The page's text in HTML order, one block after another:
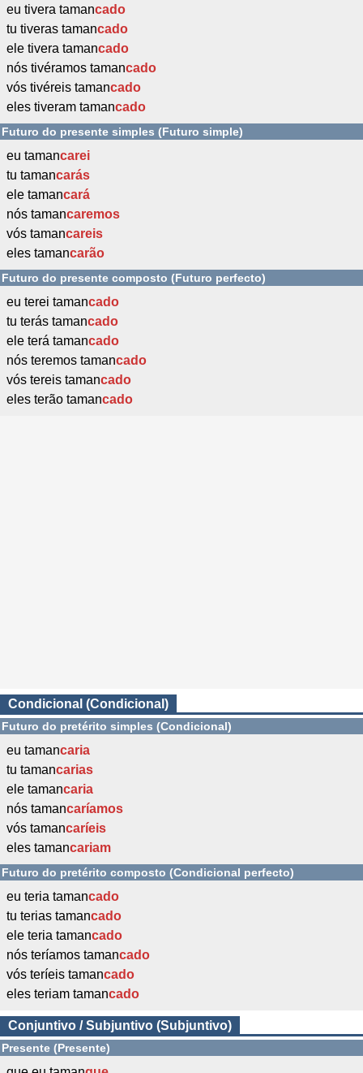
eu tivera tamancado
tu tiveras tamancado
ele tivera tamancado
nós tivéramos tamancado
vós tivéreis tamancado
eles tiveram tamancado
Futuro do presente simples (Futuro simple)
eu tamancarei
tu tamancarás
ele tamancará
nós tamancaremos
vós tamancareis
eles tamancarão
Futuro do presente composto (Futuro perfecto)
eu terei tamancado
tu terás tamancado
ele terá tamancado
nós teremos tamancado
vós tereis tamancado
eles terão tamancado
Condicional (Condicional)
Futuro do pretérito simples (Condicional)
eu tamancaria
tu tamancarias
ele tamancaria
nós tamancaríamos
vós tamancaríeis
eles tamancariam
Futuro do pretérito composto (Condicional perfecto)
eu teria tamancado
tu terias tamancado
ele teria tamancado
nós teríamos tamancado
vós teríeis tamancado
eles teriam tamancado
Conjuntivo / Subjuntivo (Subjuntivo)
Presente (Presente)